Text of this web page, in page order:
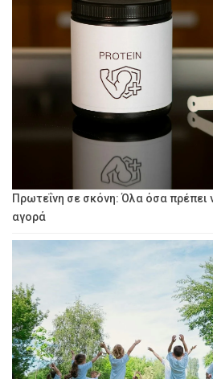
Πρωτεΐνη σε σκόνη: Όλα όσα πρέπει
αγορά